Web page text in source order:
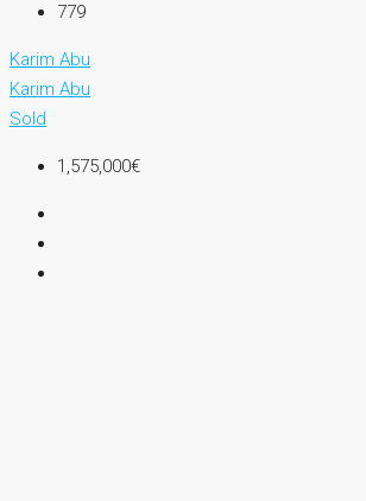
779
Karim Abu
Karim Abu
Sold
1,575,000€